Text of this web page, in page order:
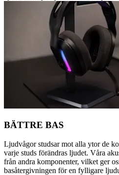
BÄTTRE BAS
Ljudvågor studsar mot alla ytor de
varje studs förändras ljudet. Våra
från andra komponenter, vilket ger
basåtergivningen för en fylligare